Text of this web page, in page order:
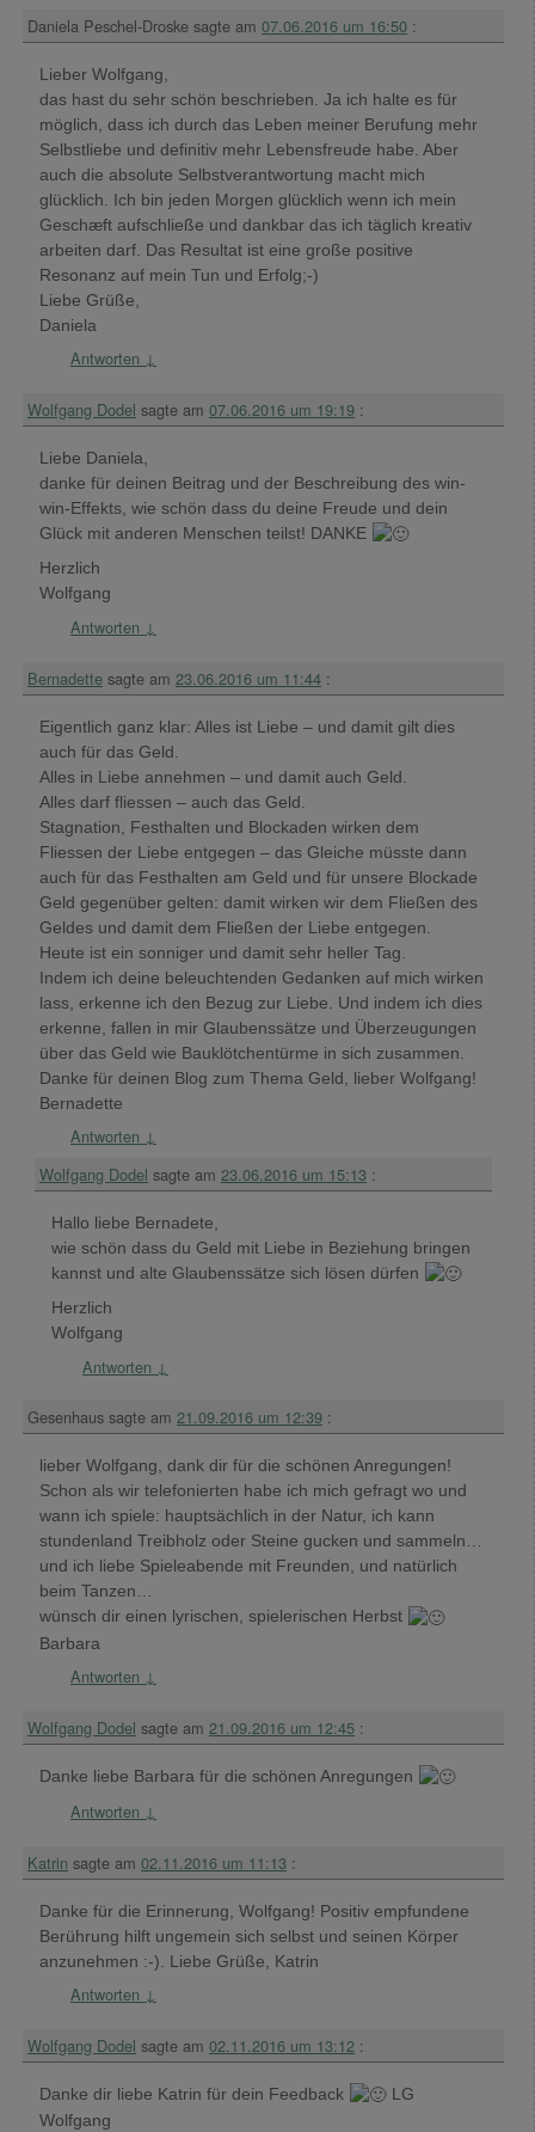
Daniela Peschel-Droske sagte am 07.06.2016 um 16:50 :
Lieber Wolfgang,
das hast du sehr schön beschrieben. Ja ich halte es für
möglich, dass ich durch das Leben meiner Berufung mehr
Selbstliebe und definitiv mehr Lebensfreude habe. Aber
auch die absolute Selbstverantwortung macht mich
glücklich. Ich bin jeden Morgen glücklich wenn ich mein
Geschæft aufschließe und dankbar das ich täglich kreativ
arbeiten darf. Das Resultat ist eine große positive
Resonanz auf mein Tun und Erfolg;-)
Liebe Grüße,
Daniela
Antworten ↓
Wolfgang Dodel sagte am 07.06.2016 um 19:19 :
Liebe Daniela,
danke für deinen Beitrag und der Beschreibung des win-
win-Effekts, wie schön dass du deine Freude und dein
Glück mit anderen Menschen teilst! DANKE
Herzlich
Wolfgang
Antworten ↓
Bernadette sagte am 23.06.2016 um 11:44 :
Eigentlich ganz klar: Alles ist Liebe – und damit gilt dies
auch für das Geld.
Alles in Liebe annehmen – und damit auch Geld.
Alles darf fliessen – auch das Geld.
Stagnation, Festhalten und Blockaden wirken dem
Fliessen der Liebe entgegen – das Gleiche müsste dann
auch für das Festhalten am Geld und für unsere Blockade
Geld gegenüber gelten: damit wirken wir dem Fließen des
Geldes und damit dem Fließen der Liebe entgegen.
Heute ist ein sonniger und damit sehr heller Tag.
Indem ich deine beleuchtenden Gedanken auf mich wirken
lass, erkenne ich den Bezug zur Liebe. Und indem ich dies
erkenne, fallen in mir Glaubenssätze und Überzeugungen
über das Geld wie Bauklötchentürme in sich zusammen.
Danke für deinen Blog zum Thema Geld, lieber Wolfgang!
Bernadette
Antworten ↓
Wolfgang Dodel sagte am 23.06.2016 um 15:13 :
Hallo liebe Bernadete,
wie schön dass du Geld mit Liebe in Beziehung bringen
kannst und alte Glaubenssätze sich lösen dürfen
Herzlich
Wolfgang
Antworten ↓
Gesenhaus sagte am 21.09.2016 um 12:39 :
lieber Wolfgang, dank dir für die schönen Anregungen!
Schon als wir telefonierten habe ich mich gefragt wo und
wann ich spiele: hauptsächlich in der Natur, ich kann
stundenland Treibholz oder Steine gucken und sammeln…
und ich liebe Spieleabende mit Freunden, und natürlich
beim Tanzen…
wünsch dir einen lyrischen, spielerischen Herbst
Barbara
Antworten ↓
Wolfgang Dodel sagte am 21.09.2016 um 12:45 :
Danke liebe Barbara für die schönen Anregungen
Antworten ↓
Katrin sagte am 02.11.2016 um 11:13 :
Danke für die Erinnerung, Wolfgang! Positiv empfundene
Berührung hilft ungemein sich selbst und seinen Körper
anzunehmen :-). Liebe Grüße, Katrin
Antworten ↓
Wolfgang Dodel sagte am 02.11.2016 um 13:12 :
Danke dir liebe Katrin für dein Feedback
LG
Wolfgang